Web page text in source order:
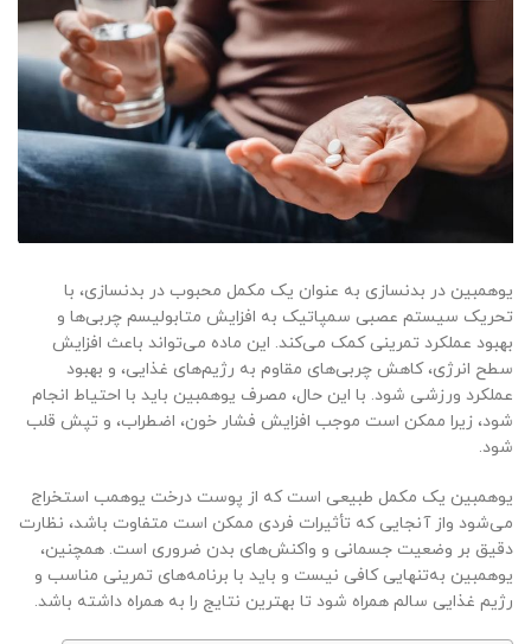
یوهمبین در بدنسازی به‌ عنوان یک مکمل محبوب در بدنسازی، با
تحریک سیستم عصبی سمپاتیک به افزایش متابولیسم چربی‌ها و
بهبود عملکرد تمرینی کمک می‌کند. این ماده می‌تواند باعث افزایش
سطح انرژی، کاهش چربی‌های مقاوم به رژیم‌های غذایی، و بهبود
عملکرد ورزشی شود. با این حال، مصرف یوهمبین باید با احتیاط انجام
شود، زیرا ممکن است موجب افزایش فشار خون، اضطراب، و تپش قلب
شود.
یوهمبین یک مکمل طبیعی است که از پوست درخت یوهمب استخراج
می‌شود واز آنجایی که تأثیرات فردی ممکن است متفاوت باشد، نظارت
دقیق بر وضعیت جسمانی و واکنش‌های بدن ضروری است. همچنین،
یوهمبین به‌تنهایی کافی نیست و باید با برنامه‌های تمرینی مناسب و
رژیم غذایی سالم همراه شود تا بهترین نتایج را به همراه داشته باشد.